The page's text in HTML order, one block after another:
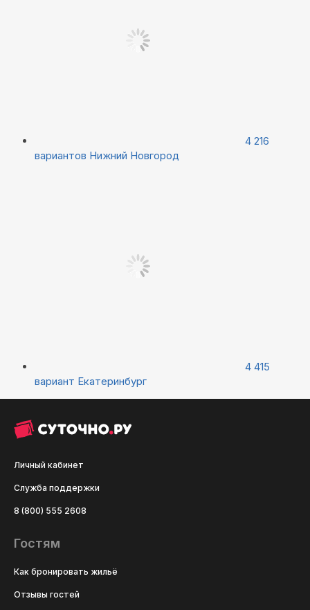
4 216
вариантов Нижний Новгород
4 415
вариант Екатеринбург
Личный кабинет
Служба поддержки
8 (800) 555 2608
Гостям
Как бронировать жильё
Отзывы гостей